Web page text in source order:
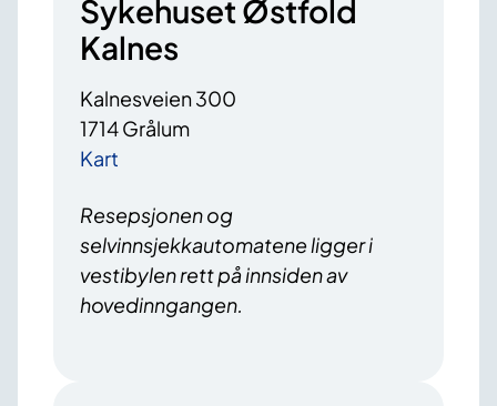
Sykehuset Østfold
Kalnes
Kalnesveien 300
1714 Grålum
Kart
Resepsjonen og
selvinnsjekkautomatene ligger i
vestibylen rett på innsiden av
hovedinngangen.